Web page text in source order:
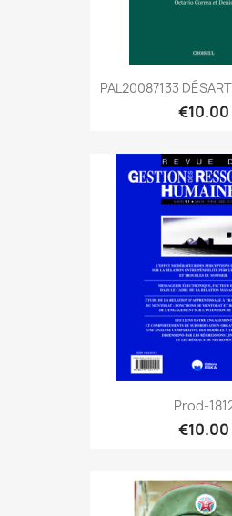
PAL20087133
€10.00
Prod-
€10.00